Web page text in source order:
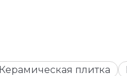
Керамическая плитка